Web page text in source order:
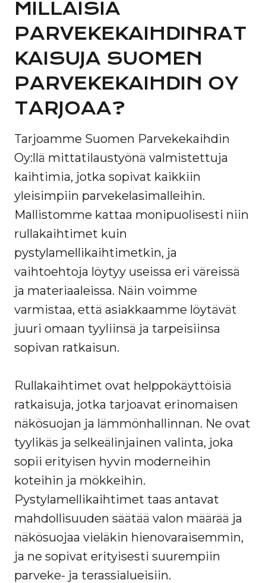
MILLAISIA
PARVEKEKAIHDINRAT
KAISUJA SUOMEN
PARVEKEKAIHDIN OY
TARJOAA?
Tarjoamme Suomen Parvekekaihdin
Oy:llä mittatilaustyönä valmistettuja
kaihtimia, jotka sopivat kaikkiin
yleisimpiin parvekelasimalleihin.
Mallistomme kattaa monipuolisesti niin
rullakaihtimet kuin
pystylamellikaihtimetkin, ja
vaihtoehtoja löytyy useissa eri väreissä
ja materiaaleissa. Näin voimme
varmistaa, että asiakkaamme löytävät
juuri omaan tyyliinsä ja tarpeisiinsa
sopivan ratkaisun.
Rullakaihtimet ovat helppokäyttöisiä
ratkaisuja, jotka tarjoavat erinomaisen
näkösuojan ja lämmönhallinnan. Ne ovat
tyylikäs ja selkeälinjainen valinta, joka
sopii erityisen hyvin moderneihin
koteihin ja mökkeihin.
Pystylamellikaihtimet taas antavat
mahdollisuuden säätää valon määrää ja
näkösuojaa vieläkin hienovaraisemmin,
ja ne sopivat erityisesti suurempiin
parveke- ja terassialueisiin.